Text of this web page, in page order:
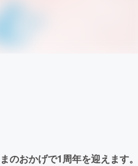
のおかげで1周年を迎えます。